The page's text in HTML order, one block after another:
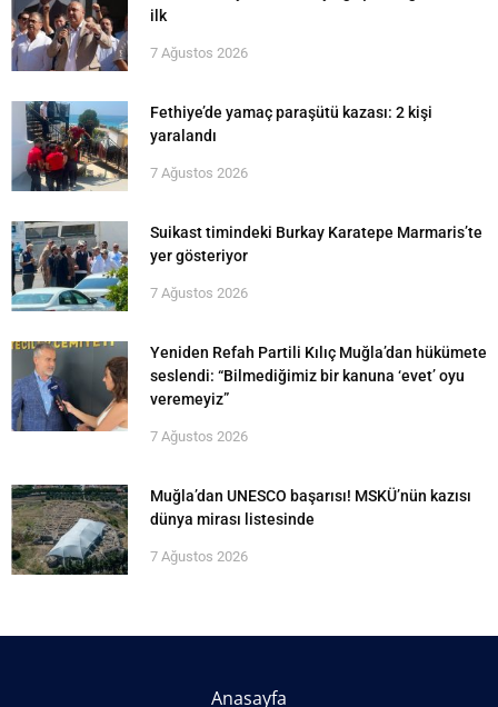
ilk
7 Ağustos 2026
Fethiye’de yamaç paraşütü kazası: 2 kişi
yaralandı
7 Ağustos 2026
Suikast timindeki Burkay Karatepe Marmaris’te
yer gösteriyor
7 Ağustos 2026
Yeniden Refah Partili Kılıç Muğla’dan hükümete
seslendi: “Bilmediğimiz bir kanuna ‘evet’ oyu
veremeyiz”
7 Ağustos 2026
Muğla’dan UNESCO başarısı! MSKÜ’nün kazısı
dünya mirası listesinde
7 Ağustos 2026
Anasayfa